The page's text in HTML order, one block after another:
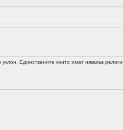
Единствените които имат някакъв